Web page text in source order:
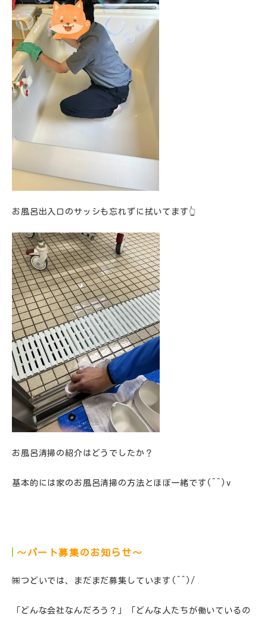
お風呂出入口のサッシも忘れずに拭いてます👆
お風呂清掃の紹介はどうでしたか？
基本的には家のお風呂清掃の方法とほぼ一緒です(^^)v
～パート募集のお知らせ～
㈱つどいでは、まだまだ募集しています(^^)/
「どんな会社なんだろう？」「どんな人たちが働いているの